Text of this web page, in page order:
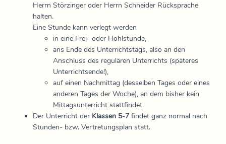
Herrn Störzinger oder Herrn Schneider Rücksprache
halten.
Eine Stunde kann verlegt werden
in eine Frei- oder Hohlstunde,
ans Ende des Unterrichtstags, also an den
Anschluss des regulären Unterrichts (späteres
Unterrichtsende!),
auf einen Nachmittag (desselben Tages oder eines
anderen Tages der Woche), an dem bisher kein
Mittagsunterricht stattfindet.
Der Unterricht der Klassen 5-7 findet ganz normal nach
Stunden- bzw. Vertretungsplan statt.